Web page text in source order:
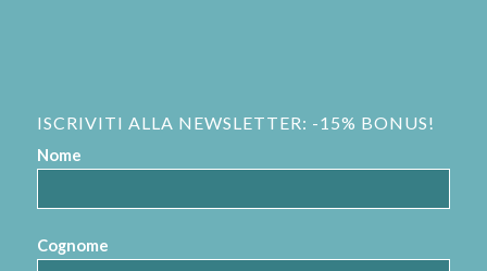
ISCRIVITI ALLA NEWSLETTER: -15% BONUS!
Nome
Cognome